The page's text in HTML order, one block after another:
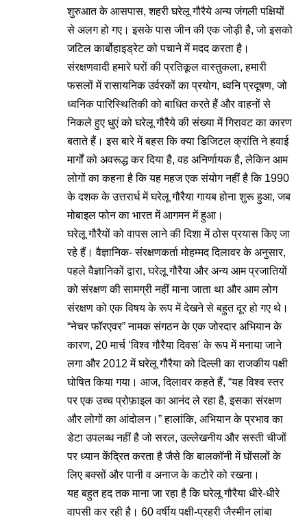
शुरुआत के आसपास, शहरी घरेलू गौरैये अन्य जंगली पक्षियों
से अलग हो गए। इसके पास जीन की एक जोड़ी है, जो इसको
जटिल कार्बोहाइड्रेट को पचाने में मदद करता है।
संरक्षणवादी हमारे घरों की प्रतिकूल वास्तुकला, हमारी
फसलों में रासायनिक उर्वरकों का प्रयोग, ध्वनि प्रदूषण, जो
ध्वनिक पारिस्थितिकी को बाधित करते हैं और वाहनों से
निकले हुए धुएं को घरेलू गौरैये की संख्या में गिरावट का कारण
बताते हैं। इस बारे में बहस कि क्या डिजिटल क्रांति ने हवाई
मार्गों को अवरूद्ध कर दिया है, वह अनिर्णायक है, लेकिन आम
लोगों का कहना है कि यह महज एक संयोग नहीं है कि 1990
के दशक के उत्तरार्ध में घरेलू गौरैया गायब होना शुरू हुआ, जब
मोबाइल फोन का भारत में आगमन में हुआ।
घरेलू गौरैयों को वापस लाने की दिशा में ठोस प्रयास किए जा
रहे हैं। वैज्ञानिक- संरक्षणकर्ता मोहम्मद दिलावर के अनुसार,
पहले वैज्ञानिकों द्वारा, घरेलू गौरैया और अन्य आम प्रजातियों
को संरक्षण की सामग्री नहीं माना जाता था और आम लोग
संरक्षण को एक विषय के रूप में देखने से बहुत दूर हो गए थे।
“नेचर फॉरएवर” नामक संगठन के एक जोरदार अभियान के
कारण, 20 मार्च ‘विश्व गौरैया दिवस’ के रूप में मनाया जाने
लगा और 2012 में घरेलू गौरैया को दिल्ली का राजकीय पक्षी
घोषित किया गया। आज, दिलावर कहते हैं, “यह विश्व स्तर
पर एक उच्च प्रोफ़ाइल का आनंद ले रहा है, इसका संरक्षण
और लोगों का आंदोलन।” हालांकि, अभियान के प्रभाव का
डेटा उपलब्ध नहीं है जो सरल, उल्लेखनीय और सस्ती चीजों
पर ध्यान केंद्रित करता है जैसे कि बालकॉनी में घोंसलों के
लिए बक्सों और पानी व अनाज के कटोरे को रखना।
यह बहुत हद तक माना जा रहा है कि घरेलू गौरैया धीरे-धीरे
वापसी कर रही है। 60 वर्षीय पक्षी-प्रहरी जैस्मीन लांबा